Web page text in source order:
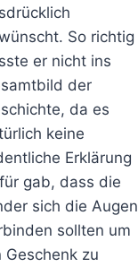
So richtig
er nicht ins
der
da es
keine
Erklärung
gab, dass die
sich die Augen
sollten um
Geschenk zu